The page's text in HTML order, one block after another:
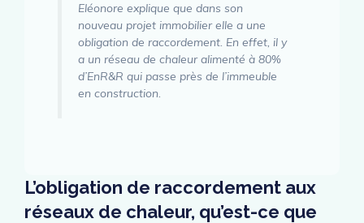
Eléonore explique que dans son
nouveau projet immobilier elle a une
obligation de raccordement. En effet, il y
a un réseau de chaleur alimenté à 80%
d’EnR&R qui passe près de l’immeuble
en construction.
L’obligation de raccordement aux
réseaux de chaleur, qu’est-ce que